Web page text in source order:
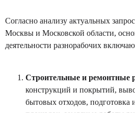
Согласно анализу актуальных
Москвы и Московской области,
деятельности разнорабочих
Строительные и ремонтные
конструкций и покрытий,
бытовых отходов, подготовка